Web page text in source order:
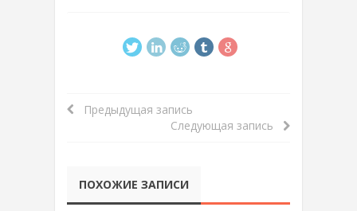
Предыдущая запись
Следующая запись
ПОХОЖИЕ ЗАПИСИ